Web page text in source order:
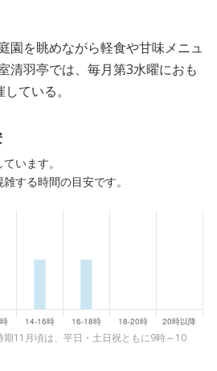
園を眺めながら軽食や甘味メニュ
清羽亭では、毎月第3水曜におも
ている。
います。
する時間の目安です。
11月頃は、平日・土日祝ともに9時～10